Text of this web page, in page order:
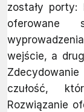
zostały
oferowane
wejście, a
czułość,
Rozwiązanie